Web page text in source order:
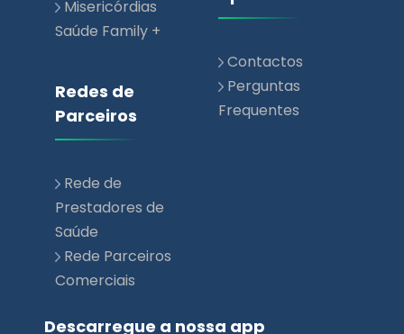
Redes de
Parceiros
Rede de
Prestadores de
Rede Parceiros
Comerciais
Perguntas
Descarregue a nossa app
Misericórdias Saúde
Google Play Apple Store